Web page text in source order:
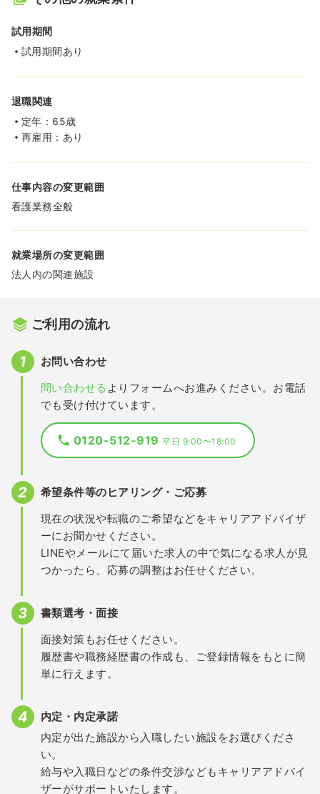
試用期間
試用期間あり
退職関連
定年：65歳
再雇用：あり
仕事内容の変更範囲
看護業務全般
就業場所の変更範囲
法人内の関連施設
ご利用の流れ
お問い合わせ
問い合わせる よりフォームへお進みください。お電話
でも受け付けています。
0120-512-919平日 9:00〜18:00
希望条件等のヒアリング・ご応募
現在の状況や転職のご希望などをキャリアアドバイザ
ーにお聞かせください。
LINEやメールにて届いた求人の中で気になる求人が見
つかったら、応募の調整はお任せください。
書類選考・面接
面接対策もお任せください。
履歴書や職務経歴書の作成も、ご登録情報をもとに簡
単に行えます。
内定・内定承諾
内定が出た施設から入職したい施設をお選びくださ
い。
給与や入職日などの条件交渉などもキャリアアドバイ
ザーがサポートいたします。